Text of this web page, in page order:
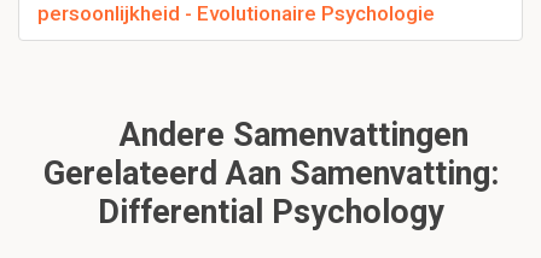
persoonlijkheid - Evolutionaire Psychologie
Andere Samenvattingen
Gerelateerd Aan Samenvatting:
Differential Psychology